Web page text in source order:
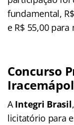
fundamental,
e R$ 55,00
Concurso
AIntegri Brasil
licitatório para